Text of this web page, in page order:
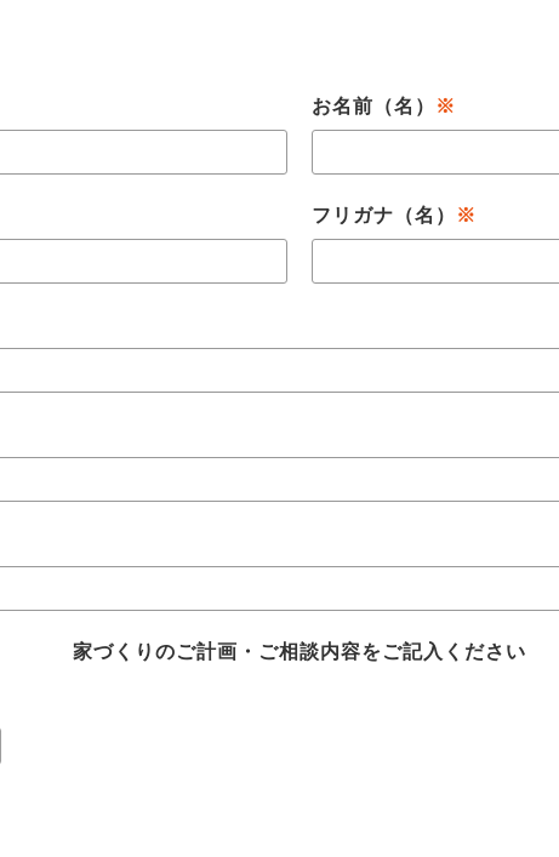
お名前（名） ※
フリガナ（名） ※
家づくりのご計画・ご相談内容を ご記入ください